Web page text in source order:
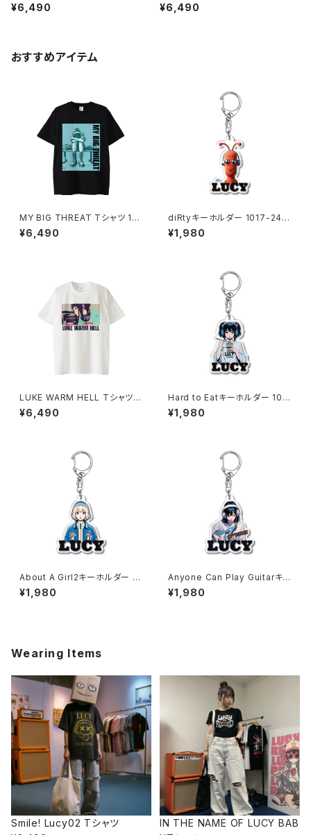
¥6,490 ¥6,490
おすすめアイテム
MY BIG THREAT Tシャツ 101
4-230221300
¥6,490
diRtyキーホルダー 1017-240
218014
¥1,980
LUKE WARM HELL Tシャツ 1
014-230221341
¥6,490
Hard to Eatキーホルダー 101
7-240218017
¥1,980
About A Girl2キーホルダー 10
17-240218032
¥1,980
Anyone Can Play Guitarキ
ーホルダー 1017-240218024
¥1,980
Wearing Items
Smile! Lucy02 Tシャツ
IN THE NAME OF LUCY BAB